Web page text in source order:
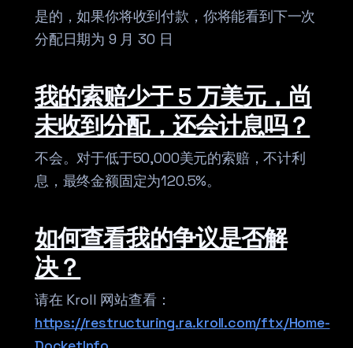
是的，如果你将收到付款，你将能看到下一次
分配日期为 9 月 30 日
我的索赔少于 5 万美元，尚
未收到分配，还会计息吗？
不会。对于低于50,000美元的索赔，不计利
息，最终金额固定为120.5%。
如何查看我的争议是否解
决？
请在 Kroll 网站查看：
https://restructuring.ra.kroll.com/ftx/Home-